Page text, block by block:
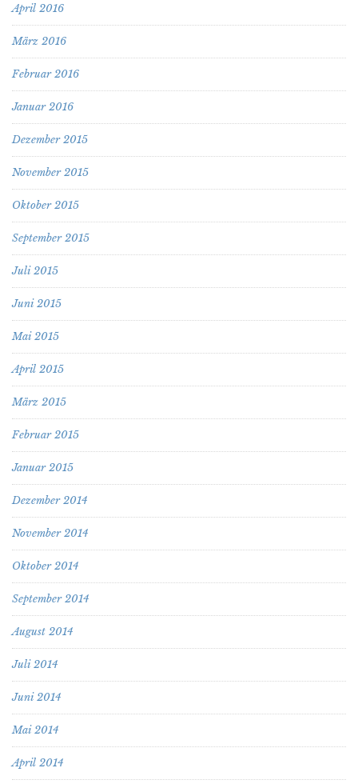
April 2016
März 2016
Februar 2016
Januar 2016
Dezember 2015
November 2015
Oktober 2015
September 2015
Juli 2015
Juni 2015
Mai 2015
April 2015
März 2015
Februar 2015
Januar 2015
Dezember 2014
November 2014
Oktober 2014
September 2014
August 2014
Juli 2014
Juni 2014
Mai 2014
April 2014